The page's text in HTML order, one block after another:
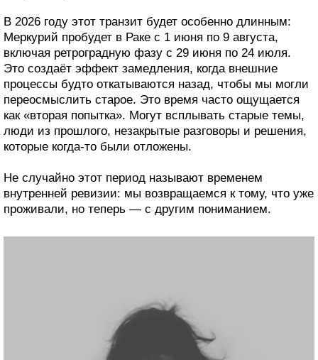
В 2026 году этот транзит будет особенно длинным:
Меркурий пробудет в Раке с 1 июня по 9 августа,
включая ретроградную фазу с 29 июня по 24 июля.
Это создаёт эффект замедления, когда внешние
процессы будто откатываются назад, чтобы мы могли
переосмыслить старое. Это время часто ощущается
как «вторая попытка». Могут всплывать старые темы,
люди из прошлого, незакрытые разговоры и решения,
которые когда-то были отложены.
Не случайно этот период называют временем
внутренней ревизии: мы возвращаемся к тому, что уже
проживали, но теперь — с другим пониманием.